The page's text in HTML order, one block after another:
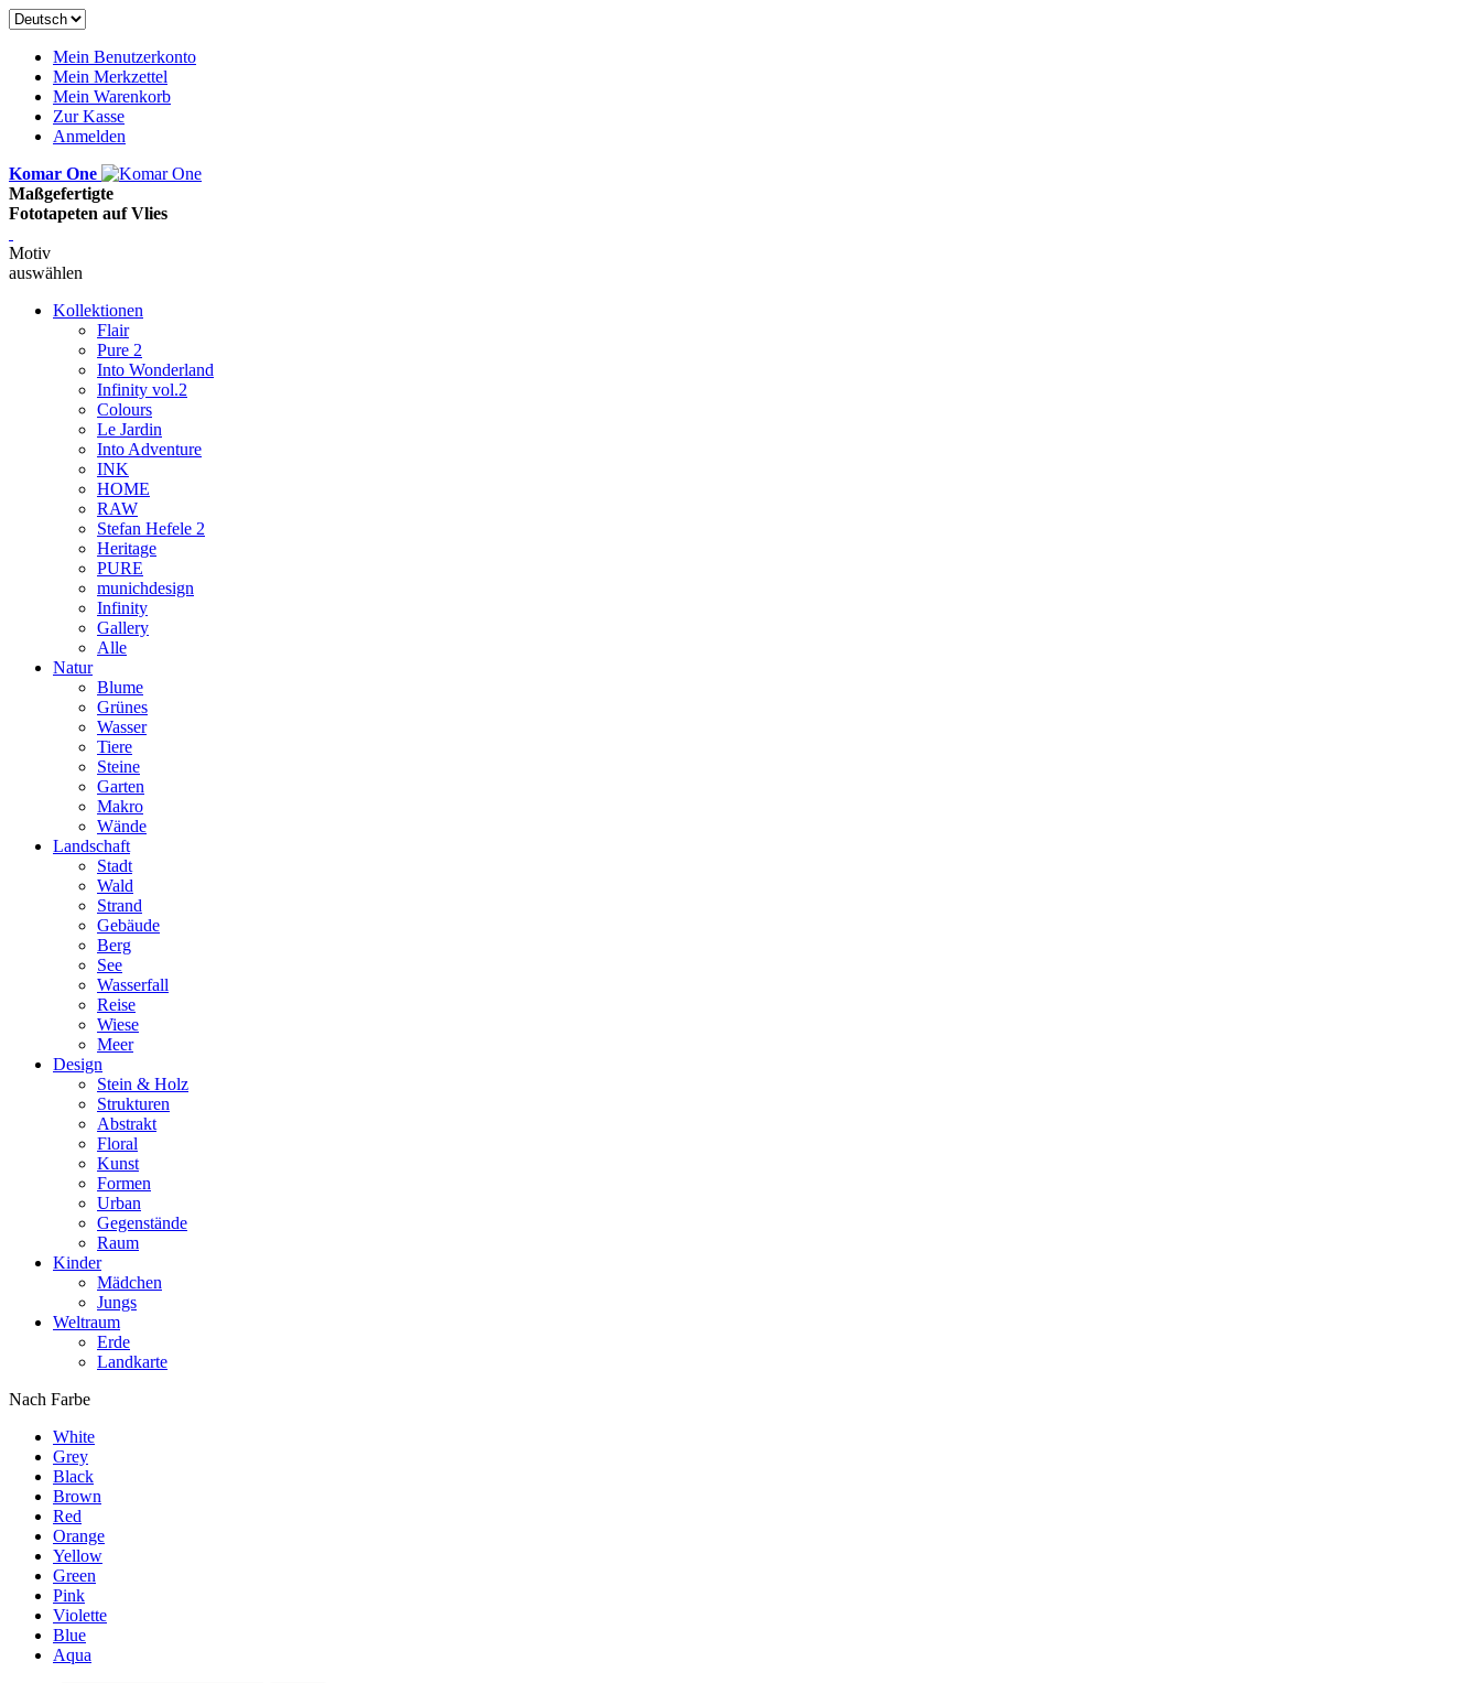
Mein Benutzerkonto
Mein Merkzettel
Mein Warenkorb
Zur Kasse
Anmelden
Komar One
Maßgefertigte
Fototapeten auf Vlies
Motiv
auswählen
Kollektionen
Flair
Pure 2
Into Wonderland
Infinity vol.2
Colours
Le Jardin
Into Adventure
INK
HOME
RAW
Stefan Hefele 2
Heritage
PURE
munichdesign
Infinity
Gallery
Alle
Natur
Blume
Grünes
Wasser
Tiere
Steine
Garten
Makro
Wände
Landschaft
Stadt
Wald
Strand
Gebäude
Berg
See
Wasserfall
Reise
Wiese
Meer
Design
Stein & Holz
Strukturen
Abstrakt
Floral
Kunst
Formen
Urban
Gegenstände
Raum
Kinder
Mädchen
Jungs
Weltraum
Erde
Landkarte
Nach Farbe
White
Grey
Black
Brown
Red
Orange
Yellow
Green
Pink
Violette
Blue
Aqua